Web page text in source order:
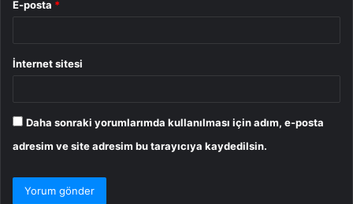
E-posta *
İnternet sitesi
Daha sonraki yorumlarımda kullanılması için adım, e-posta
adresim ve site adresim bu tarayıcıya kaydedilsin.